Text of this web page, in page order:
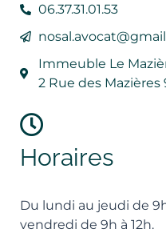
06.37.31.01.53
Immeuble Le
2 Rue des
Horaires
Du lundi au jeudi de
vendredi de 9h à 12h.